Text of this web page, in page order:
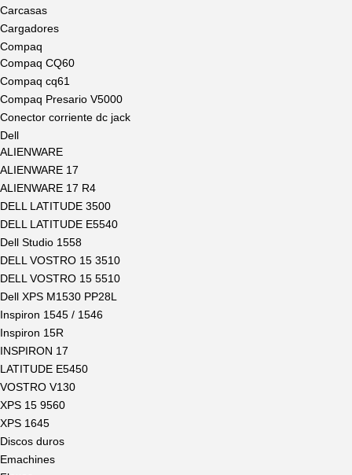
Carcasas
Cargadores
Compaq
Compaq CQ60
Compaq cq61
Compaq Presario V5000
Conector corriente dc jack
Dell
ALIENWARE
ALIENWARE 17
ALIENWARE 17 R4
DELL LATITUDE 3500
DELL LATITUDE E5540
Dell Studio 1558
DELL VOSTRO 15 3510
DELL VOSTRO 15 5510
Dell XPS M1530 PP28L
Inspiron 1545 / 1546
Inspiron 15R
INSPIRON 17
LATITUDE E5450
VOSTRO V130
XPS 15 9560
XPS 1645
Discos duros
Emachines